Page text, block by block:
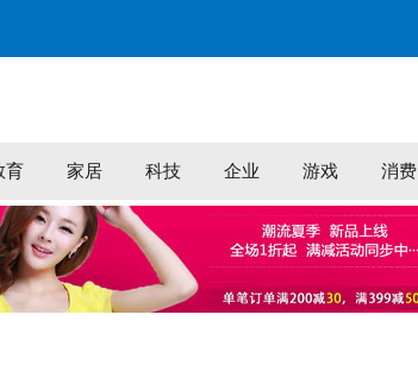
育 家居 科技 企业 游戏 消费